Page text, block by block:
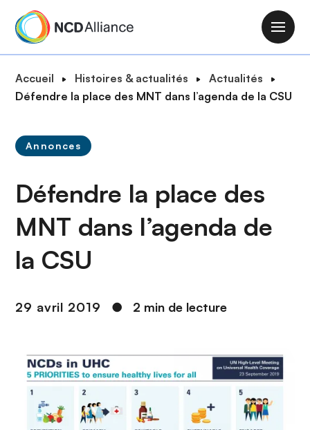
M
a
n
a
t
i
F
i
'
r
a
n
Accueil Histoires & actualités
Actualités
Défendre la place des MNT dans l’agenda de la CSU
Annonces
Défendre la place des
MNT dans l’agenda de
la CSU
29 avril 2019 ● 2 min de lecture